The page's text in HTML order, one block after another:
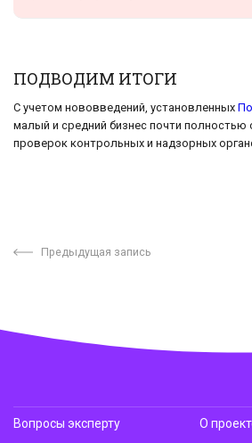
ПОДВОДИМ ИТОГИ
С учетом нововведений, установленных
малый и средний бизнес почти
проверок контрольных и надзорных
Предыдущая запись
Вопросы эксперту
О